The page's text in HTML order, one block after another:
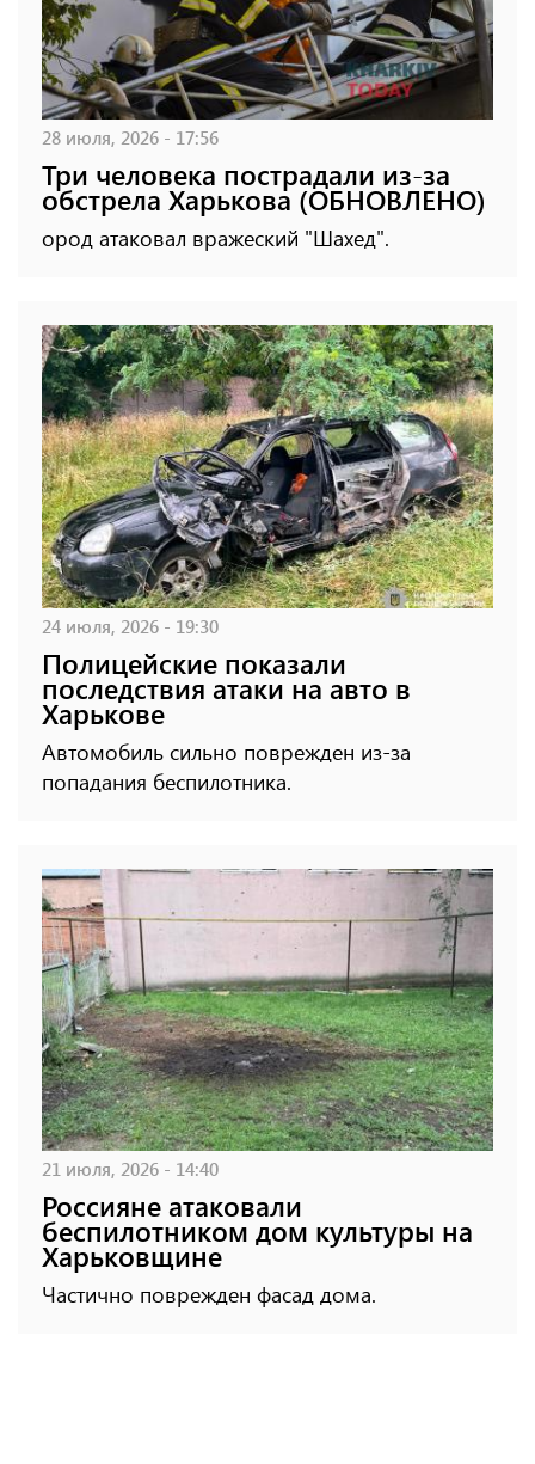
28 июля, 2026 - 17:56
Три человека пострадали из-за
обстрела Харькова (ОБНОВЛЕНО)
ород атаковал вражеский "Шахед".
24 июля, 2026 - 19:30
Полицейские показали
последствия атаки на авто в
Харькове
Автомобиль сильно поврежден из-за
попадания беспилотника.
21 июля, 2026 - 14:40
Россияне атаковали
беспилотником дом культуры на
Харьковщине
Частично поврежден фасад дома.